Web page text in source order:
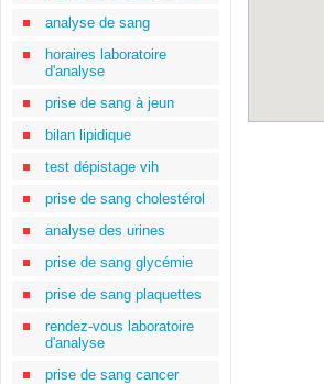
analyse de sang
horaires laboratoire
d'analyse
prise de sang à jeun
bilan lipidique
test dépistage vih
prise de sang cholestérol
analyse des urines
prise de sang glycémie
prise de sang plaquettes
rendez-vous laboratoire
d'analyse
prise de sang cancer